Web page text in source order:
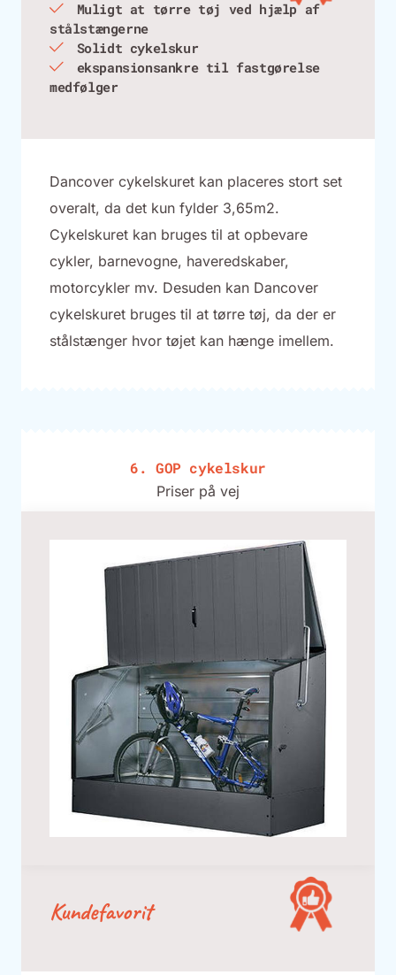
Muligt at tørre tøj ved hjælp af
stålstængerne
Solidt cykelskur
ekspansionsankre til fastgørelse
medfølger
Dancover cykelskuret kan placeres stort set
overalt, da det kun fylder 3,65m2.
Cykelskuret kan bruges til at opbevare
cykler, barnevogne, haveredskaber,
motorcykler mv. Desuden kan Dancover
cykelskuret bruges til at tørre tøj, da der er
stålstænger hvor tøjet kan hænge imellem.
6. GOP cykelskur
Priser på vej
Kundefavorit